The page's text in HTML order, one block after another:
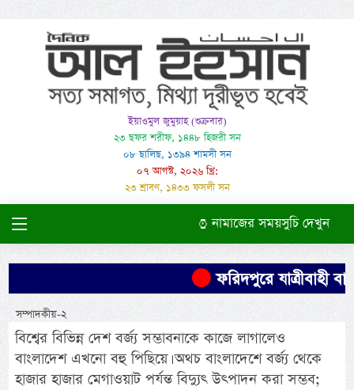
ইয়াওমুল জুমুয়াহ (শুক্রবার)
২৩ ছফর শরীফ, ১৪৪৮ হিজরী সন
০৮ ছালিছ, ১৩৯৪ শামসী সন
০৭ আগস্ট, ২০২৬ খ্রি:
২৩ শ্রাবণ, ১৪৩৩ ফসলী সন
নামাজের সময়সুচি দেখুন
ফরিদপুরে যাত্রীবাহী বাস
সম্পাদকীয়-২
বিশ্বের বিভিন্ন দেশ বর্জ্য সম্ভাবনাকে কাজে লাগালেও
বাংলাদেশ এখনো বহু পিছিয়ে। অথচ বাংলাদেশে বর্জ্য থেকে
হাজার হাজার মেগাওয়াট পর্যন্ত বিদ্যুৎ উৎপাদন করা সম্ভব;